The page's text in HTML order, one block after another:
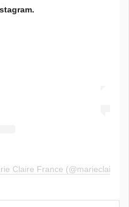
Claire France (@marieclairefr)